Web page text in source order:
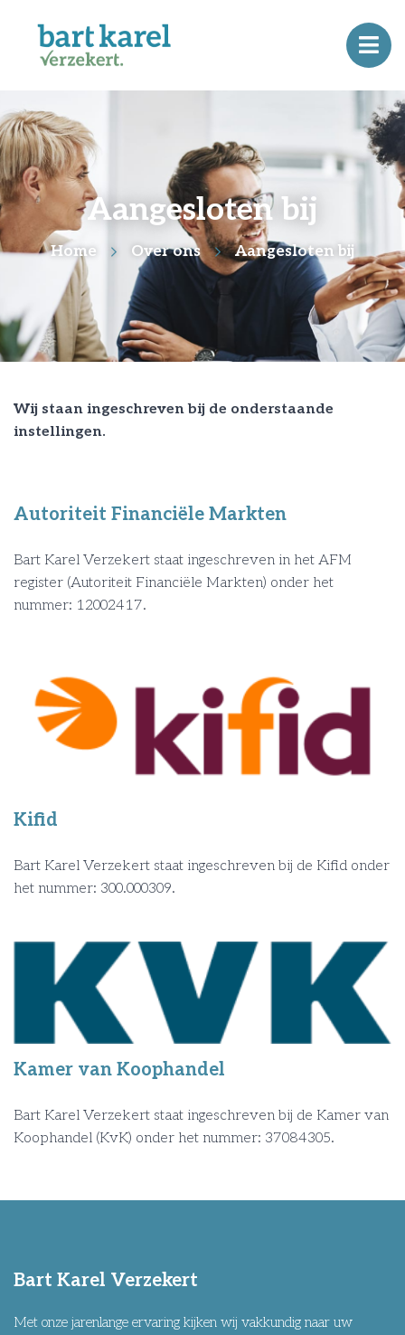
Aangesloten bij
Home Over ons Aangesloten bij
Wij staan ingeschreven bij de onderstaande
instellingen.
Autoriteit Financiële Markten
Bart Karel Verzekert staat ingeschreven in het AFM
register (Autoriteit Financiële Markten) onder het
nummer: 12002417.
Kifid
Bart Karel Verzekert staat ingeschreven bij de Kifid onder
het nummer: 300.000309.
Kamer van Koophandel
Bart Karel Verzekert staat ingeschreven bij de Kamer van
Koophandel (KvK) onder het nummer: 37084305.
Bart Karel Verzekert
Met onze jarenlange ervaring kijken wij vakkundig naar uw